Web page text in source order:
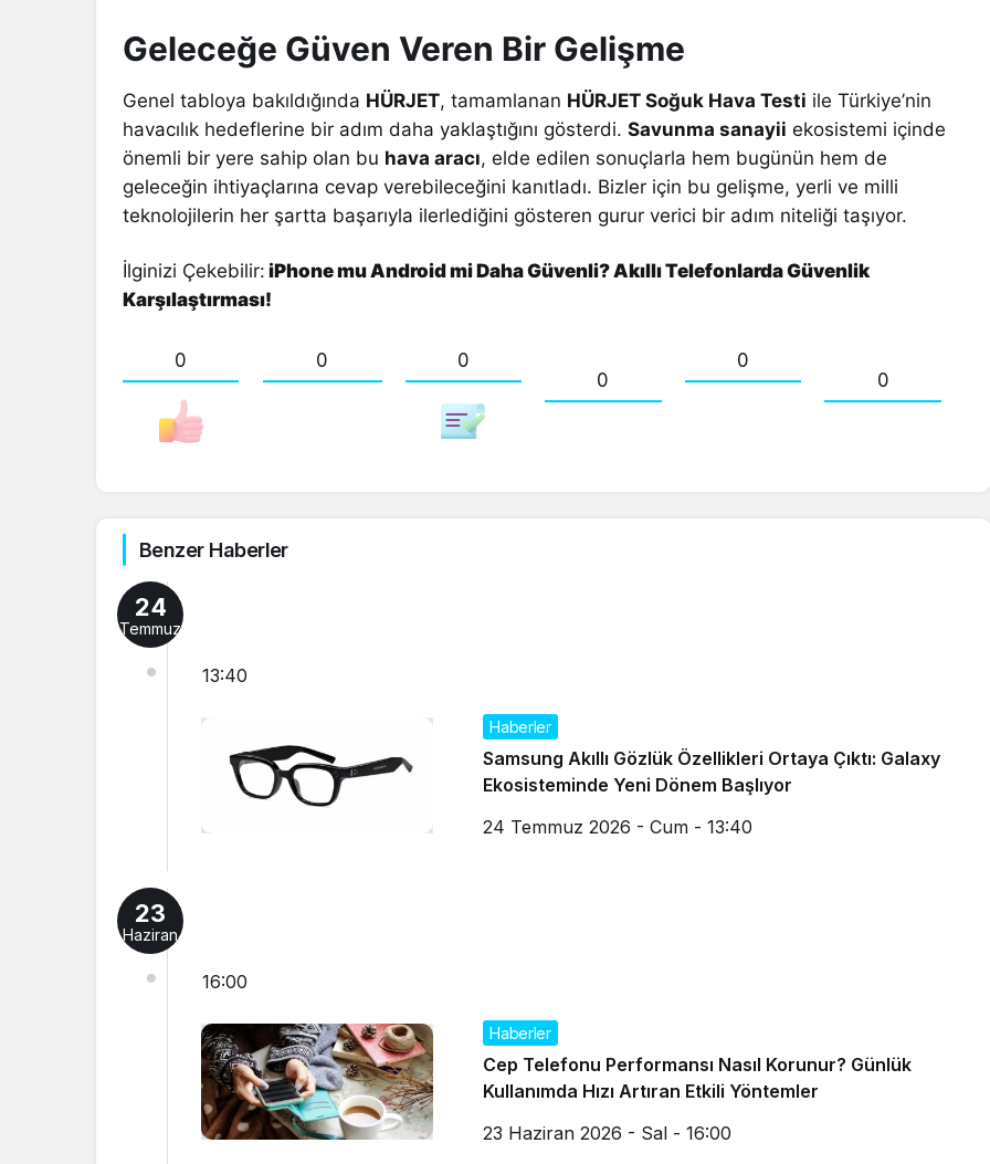
Geleceğe Güven Veren Bir Gelişme
Genel tabloya bakıldığında HÜRJET, tamamlanan HÜRJET Soğuk Hava Testi ile Türkiye’nin
havacılık hedeflerine bir adım daha yaklaştığını gösterdi.Savunma sanayii ekosistemi içinde
önemli bir yere sahip olan bu hava aracı, elde edilen sonuçlarla hem bugünün hem de
geleceğin ihtiyaçlarına cevap verebileceğini kanıtladı. Bizler için bu gelişme, yerli ve milli
teknolojilerin her şartta başarıyla ilerlediğini gösteren gurur verici bir adım niteliği taşıyor.
İlginizi Çekebilir: iPhone mu Android mi Daha Güvenli? Akıllı Telefonlarda Güvenlik
Karşılaştırması!
0 0
0
0
0
0
Benzer Haberler
24
Temmuz
13:40
Haberler
Samsung Akıllı Gözlük Özellikleri Ortaya Çıktı: Galaxy
Ekosisteminde Yeni Dönem Başlıyor
24 Temmuz 2026 - Cum - 13:40
23
Haziran
16:00
Haberler
Cep Telefonu Performansı Nasıl Korunur? Günlük
Kullanımda Hızı Artıran Etkili Yöntemler
23 Haziran 2026 - Sal - 16:00